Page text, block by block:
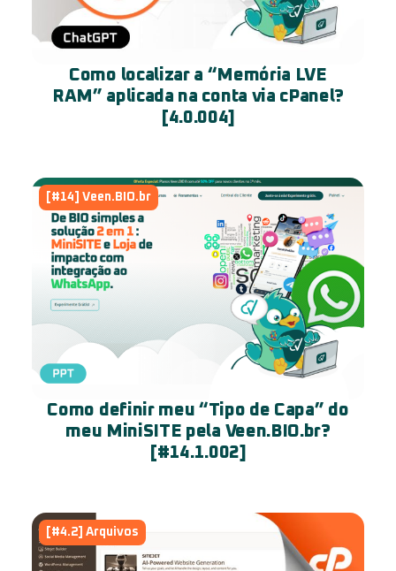
Como localizar a “Memória LVE
RAM” aplicada na conta via cPanel?
[4.0.004]
[#14] Veen.BIO.br
Como definir meu “Tipo de Capa” do
meu MiniSITE pela Veen.BIO.br?
[#14.1.002]
[#4.2] Arquivos